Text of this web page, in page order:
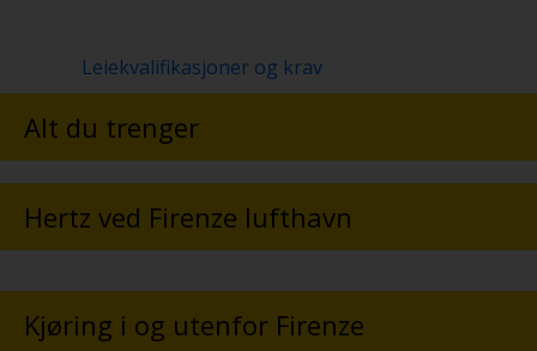
Leiekvalifikasjoner og krav
Alt du trenger
Hertz ved Firenze lufthavn
Kjøring i og utenfor Firenze